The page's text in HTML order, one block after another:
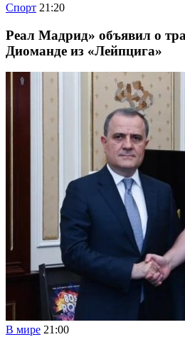
Спорт 21:20
Реал Мадрид» объявил о
Диоманде из «Лейпцига»
В мире 21:00